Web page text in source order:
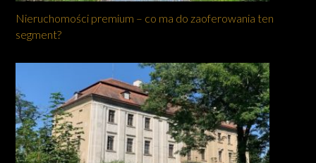
Nieruchomości premium – co ma do zaoferowania ten
segment?